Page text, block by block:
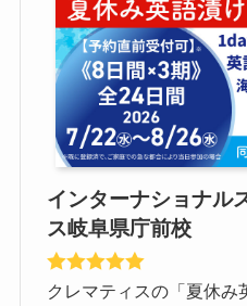
インターナショナル
ス岐阜県庁前校
クレマティスの「夏休み